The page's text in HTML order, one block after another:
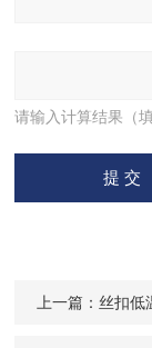
请输入计算结果（
上一篇： 丝扣低